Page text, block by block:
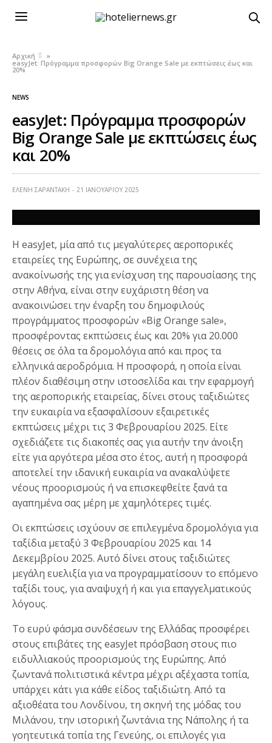
Αρχική
»
easyJet: Πρόγραμμα προσφορών Big Orange Sale με εκπτώσεις έως και
20%
NEWS
easyJet: Πρόγραμμα προσφορών
Big Orange Sale με εκπτώσεις έως
και 20%
ΕΛΕΝΗ ΣΑΡΑΝΤΑΚΗ 21 ΙΑΝΟΥΑΡΊΟΥ 2025
Η easyJet, μία από τις μεγαλύτερες αεροπορικές
εταιρείες της Ευρώπης, σε συνέχεια της
ανακοίνωσής της για ενίσχυση της παρουσίασης της
στην Αθήνα, είναι στην ευχάριστη θέση να
ανακοινώσει την έναρξη του δημοφιλούς
προγράμματος προσφορών «Big Orange sale»,
προσφέροντας εκπτώσεις έως και 20% για 20.000
θέσεις σε όλα τα δρομολόγια από και προς τα
ελληνικά αεροδρόμια. Η προσφορά, η οποία είναι
πλέον διαθέσιμη στην ιστοσελίδα και την εφαρμογή
της αεροπορικής εταιρείας, δίνει στους ταξιδιώτες
την ευκαιρία να εξασφαλίσουν εξαιρετικές
εκπτώσεις μέχρι τις 3 Φεβρουαρίου 2025. Είτε
σχεδιάζετε τις διακοπές σας για αυτήν την άνοιξη
είτε για αργότερα μέσα στο έτος, αυτή η προσφορά
αποτελεί την ιδανική ευκαιρία να ανακαλύψετε
νέους προορισμούς ή να επισκεφθείτε ξανά τα
αγαπημένα σας μέρη με χαμηλότερες τιμές.
Οι εκπτώσεις ισχύουν σε επιλεγμένα δρομολόγια για
ταξίδια μεταξύ 3 Φεβρουαρίου 2025 και 14
Δεκεμβρίου 2025. Αυτό δίνει στους ταξιδιώτες
μεγάλη ευελιξία για να προγραμματίσουν το επόμενο
ταξίδι τους, για αναψυχή ή και για επαγγελματικούς
λόγους.
Το ευρύ φάσμα συνδέσεων της Ελλάδας προσφέρει
στους επιβάτες της easyJet πρόσβαση στους πιο
ειδυλλιακούς προορισμούς της Ευρώπης. Από
ζωντανά πολιτιστικά κέντρα μέχρι αξέχαστα τοπία,
υπάρχει κάτι για κάθε είδος ταξιδιώτη. Από τα
αξιοθέατα του Λονδίνου, τη σκηνή της μόδας του
Μιλάνου, την ιστορική ζωντάνια της Νάπολης ή τα
γοητευτικά τοπία της Γενεύης, οι επιλογές για